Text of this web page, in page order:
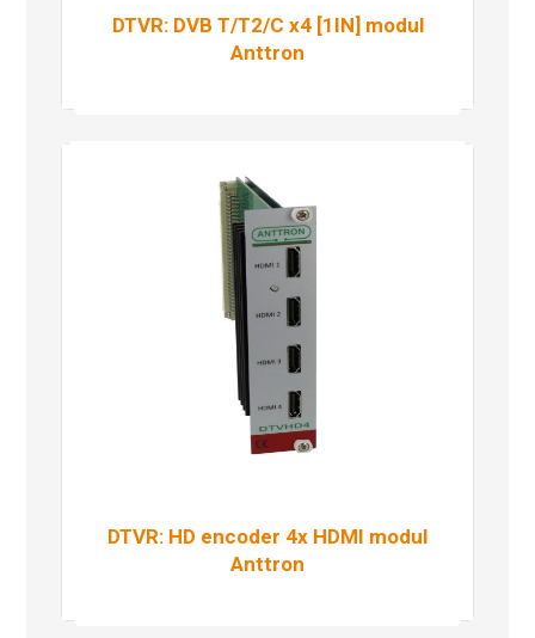
DTVR: DVB T/T2/C x4 [1IN] modul
Anttron
DTVR: HD encoder 4x HDMI modul
Anttron